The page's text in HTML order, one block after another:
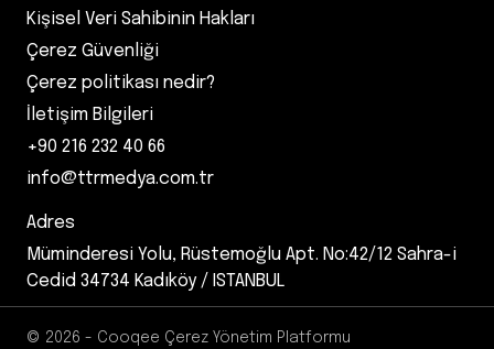
Kişisel Veri Sahibinin Hakları
Çerez Güvenliği
Çerez politikası nedir?
İletişim Bilgileri
+90 216 232 40 66
info@ttrmedya.com.tr
Adres
Müminderesi Yolu, Rüstemoğlu Apt. No:42/12 Sahra-i
Cedid 34734 Kadıköy / ISTANBUL
© 2026 - Cooqee Çerez Yönetim Platformu